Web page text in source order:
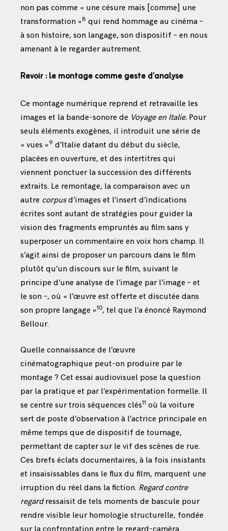
non pas comme « une césure mais [comme] une
transformation »8 qui rend hommage au cinéma –
à son histoire, son langage, son dispositif – en nous
amenant à le regarder autrement.
Revoir : le montage comme geste d’analyse
Ce montage numérique reprend et retravaille les
images et la bande-sonore de Voyage en Italie. Pour
seuls éléments exogènes, il introduit une série de
« vues »9 d’Italie datant du début du siècle,
placées en ouverture, et des intertitres qui
viennent ponctuer la succession des différents
extraits. Le remontage, la comparaison avec un
autre corpusd’images et l’insert d’indications
écrites sont autant de stratégies pour guider la
vision des fragments empruntés au film sans y
superposer un commentaire en voix hors champ. Il
s’agit ainsi de proposer un parcours dans le film
plutôt qu’un discours sur le film, suivant le
principe d’une analyse de l’image par l’image – et
le son –, où « l’œuvre est offerte et discutée dans
son propre langage »10, tel que l’a énoncé Raymond
Bellour.
Quelle connaissance de l’œuvre
cinématographique peut-on produire par le
montage ? Cet essai audiovisuel pose la question
par la pratique et par l’expérimentation formelle. Il
se centre sur trois séquences clés11 où la voiture
sert de poste d’observation à l’actrice principale en
même temps que de dispositif de tournage,
permettant de capter sur le vif des scènes de rue.
Ces brefs éclats documentaires, à la fois insistants
et insaisissables dans le flux du film, marquent une
irruption du réel dans la fiction. Regard contre
regardressaisit de tels moments de bascule pour
rendre visible leur homologie structurelle, fondée